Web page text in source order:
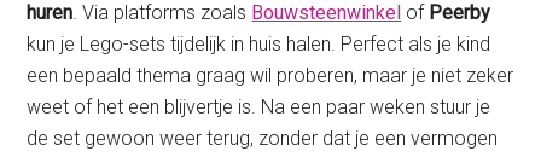
huren. Via platforms zoals Bouwsteenwinkel of Peerby
kun je Lego-sets tijdelijk in huis halen. Perfect als je kind
een bepaald thema graag wil proberen, maar je niet zeker
weet of het een blijvertje is. Na een paar weken stuur je
de set gewoon weer terug, zonder dat je een vermogen